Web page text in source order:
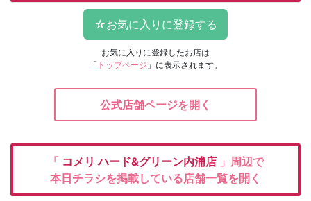
お気に入りに登録したお店は
「 トップページ 」に表示されます。
公式店舗ページを開く
「 コメリハード&グリーン内浦店 」周辺で
本日チラシを掲載している店舗一覧を開く